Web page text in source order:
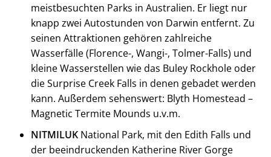
meistbesuchten Parks in Australien. Er liegt nur
knapp zwei Autostunden von Darwin entfernt. Zu
seinen Attraktionen gehören zahlreiche
Wasserfälle (Florence-, Wangi-, Tolmer-Falls) und
kleine Wasserstellen wie das Buley Rockhole oder
die Surprise Creek Falls in denen gebadet werden
kann. Außerdem sehenswert: Blyth Homestead –
Magnetic Termite Mounds u.v.m.
NITMILUK National Park, mit den Edith Falls und
der beeindruckenden Katherine River Gorge